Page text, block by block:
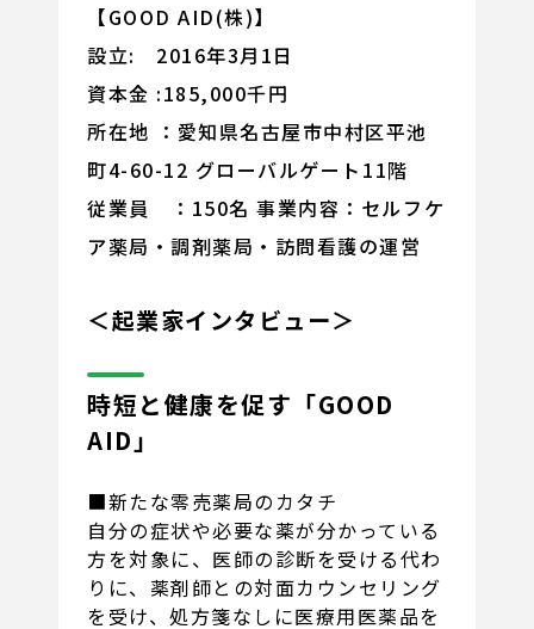
【GOOD AID(株)】
設立: 2016年3月1日
資本金 :185,000千円
所在地 ：愛知県名古屋市中村区平池
町4-60-12 グローバルゲート11階
従業員 ：150名 事業内容：セルフケ
ア薬局・調剤薬局・訪問看護の運営
＜起業家インタビュー＞
時短と健康を促す「GOOD
AID」
■新たな零売薬局のカタチ
自分の症状や必要な薬が分かっている
方を対象に、医師の診断を受ける代わ
りに、薬剤師との対面カウンセリング
を受け、処方箋なしに医療用医薬品を